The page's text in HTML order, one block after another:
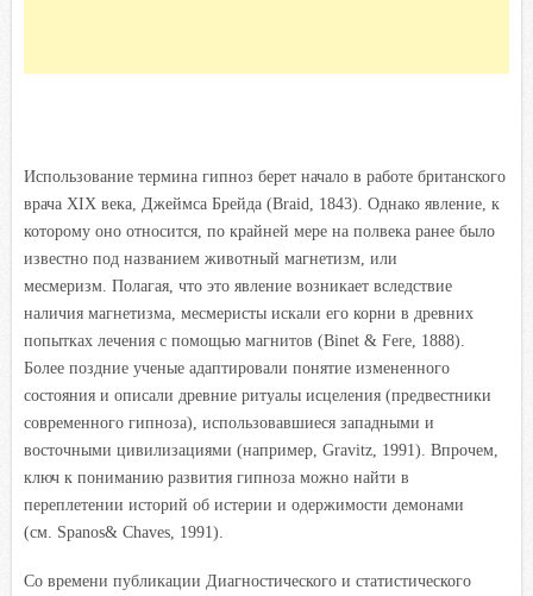
Использование термина гипноз берет начало в работе британского
врача XIX века, Джеймса Брейда (Braid, 1843). Однако явление, к
которому оно относится, по крайней мере на полвека ранее было
известно под названием животный магнетизм, или
месмеризм. Полагая, что это явление возникает вследствие
наличия магнетизма, месмеристы искали его корни в древних
попытках лечения с помощью магнитов (Binet & Fere, 1888).
Более поздние ученые адаптировали понятие измененного
состояния и описали древние ритуалы исцеления (предвестники
современного гипноза), использовавшиеся западными и
восточными цивилизациями (например, Gravitz, 1991). Впрочем,
ключ к пониманию развития гипноза можно найти в
переплетении историй об истерии и одержимости демонами
(см. Spanos& Chaves, 1991).
Со времени публикации Диагностического и статистического